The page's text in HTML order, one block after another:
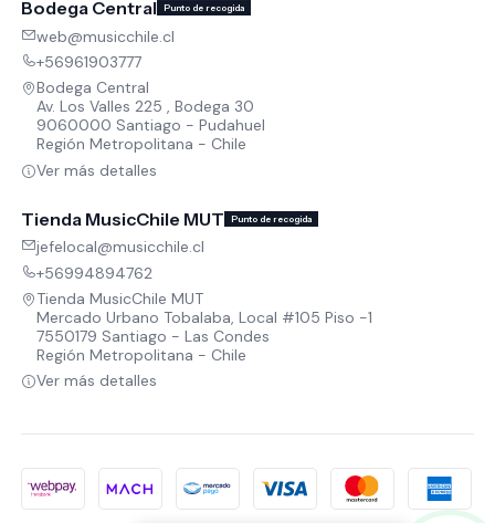
Bodega Central Punto de recogida
web@musicchile.cl
+56961903777
Bodega Central
Av. Los Valles 225 , Bodega 30
9060000 Santiago - Pudahuel
Región Metropolitana - Chile
Ver más detalles
Tienda MusicChile MUT Punto de recogida
jefelocal@musicchile.cl
+56994894762
Tienda MusicChile MUT
Mercado Urbano Tobalaba, Local #105 Piso -1
7550179 Santiago - Las Condes
Región Metropolitana - Chile
Ver más detalles